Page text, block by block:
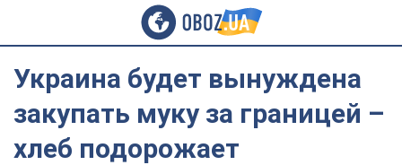
Украина будет вынуждена
закупать муку за границей –
хлеб подорожает